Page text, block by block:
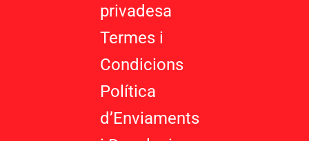
privadesa
Termes i
Condicions
Política
d’Enviaments